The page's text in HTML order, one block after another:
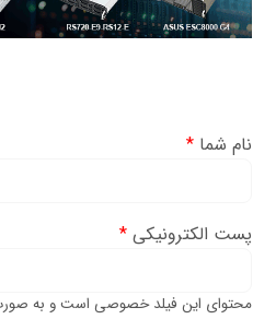
نام شما *
پست الکترونیکی *
محتوای این فیلد خصوصی است و به